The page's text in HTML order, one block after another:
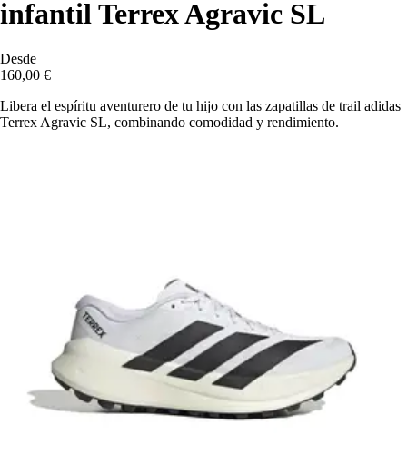
infantil Terrex Agravic SL
Desde
160,00 €
Libera el espíritu aventurero de tu hijo con las zapatillas de trail adidas
Terrex Agravic SL, combinando comodidad y rendimiento.